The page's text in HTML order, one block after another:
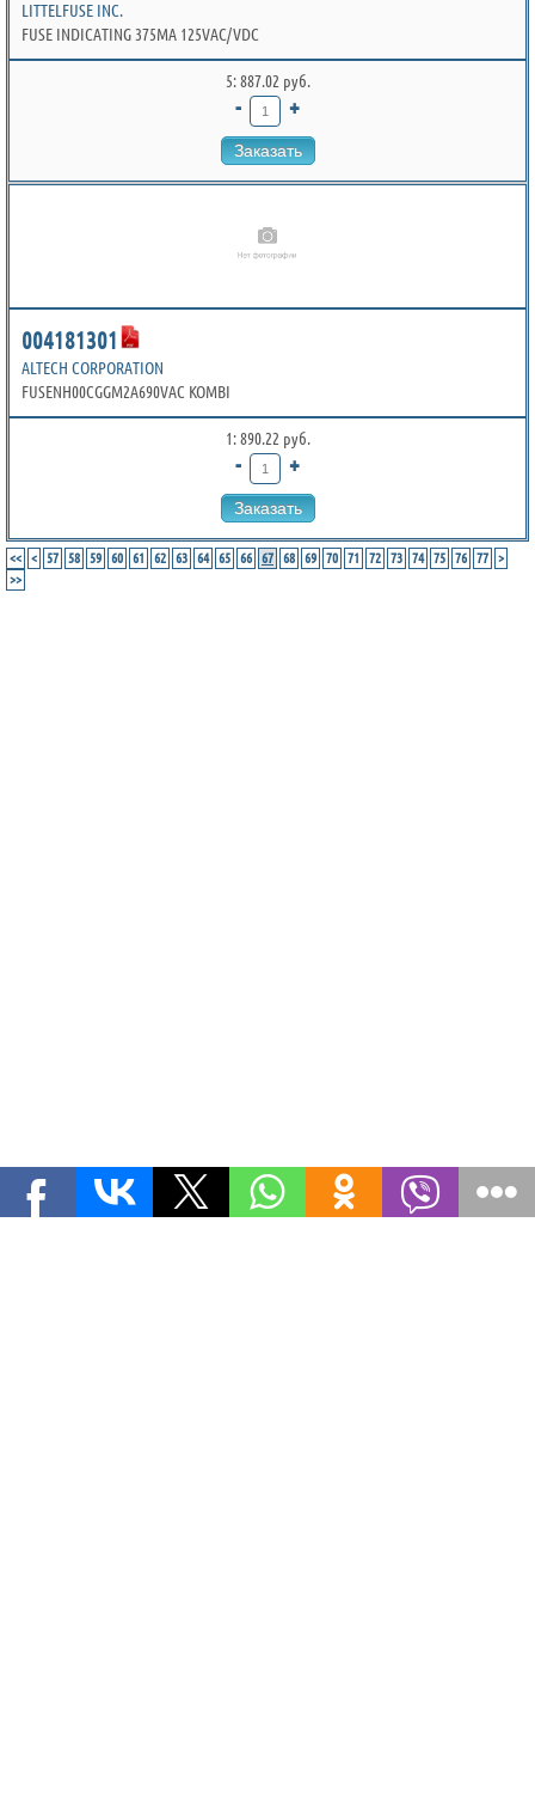
LITTELFUSE INC.
FUSE INDICATING 375MA 125VAC/VDC
5: 887.02 руб.
- +
Заказать
004181301
ALTECH CORPORATION
FUSENH00CGGM2A690VAC KOMBI
1: 890.22 руб.
- +
Заказать
<< < 57 58 59 60 61 62 63 64 65 66 67 68 69 70 71 72 73 74 75 76 77
>
>>